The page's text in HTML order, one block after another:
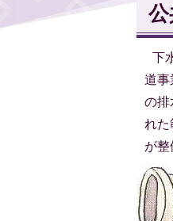
下
道事
の排
れた
が整